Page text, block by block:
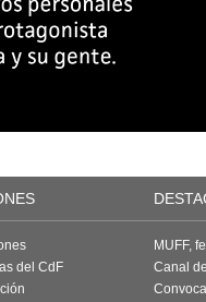
del CdF
MUFF,
Canal